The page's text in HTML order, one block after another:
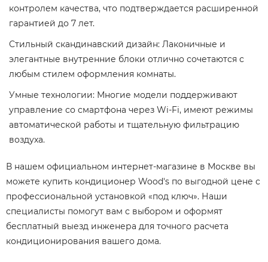
контролем качества, что подтверждается расширенной
гарантией до 7 лет.
Стильный скандинавский дизайн: Лаконичные и
элегантные внутренние блоки отлично сочетаются с
любым стилем оформления комнаты.
Умные технологии: Многие модели поддерживают
управление со смартфона через Wi-Fi, имеют режимы
автоматической работы и тщательную фильтрацию
воздуха.
В нашем официальном интернет-магазине в Москве вы
можете купить кондиционер Wood's по выгодной цене с
профессиональной установкой «под ключ». Наши
специалисты помогут вам с выбором и оформят
бесплатный выезд инженера для точного расчета
кондиционирования вашего дома.